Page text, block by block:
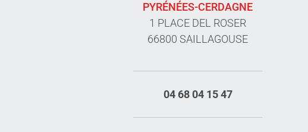
PYRÉNÉES-CERDAGNE
1 PLACE DEL ROSER
66800 SAILLAGOUSE
04 68 04 15 47